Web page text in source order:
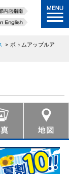
> ボトムアップルア